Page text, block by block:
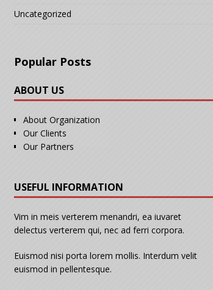
Uncategorized
Popular Posts
ABOUT US
About Organization
Our Clients
Our Partners
USEFUL INFORMATION
Vim in meis verterem menandri, ea iuvaret
delectus verterem qui, nec ad ferri corpora.
Euismod nisi porta lorem mollis. Interdum velit
euismod in pellentesque.